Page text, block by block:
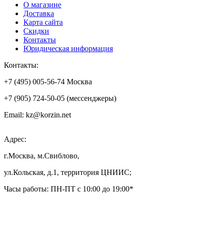
О магазине
Доставка
Карта сайта
Скидки
Контакты
Юридическая информация
Контакты:
+7 (495) 005-56-74 Москва
+7 (905) 724-50-05 (мессенджеры)
Email: kz@korzin.net
Адрес:
г.Москва, м.Свиблово,
ул.Кольская, д.1, территория ЦНИИС;
Часы работы: ПН-ПТ с 10:00 до 19:00*